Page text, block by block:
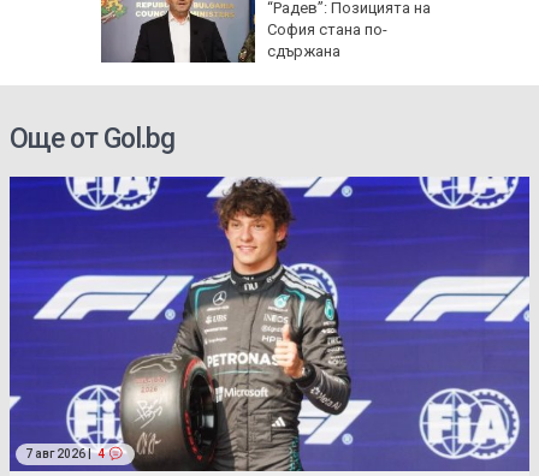
“Радев”: Позицията на
София стана по-
сдържана
Още от Gol.bg
7 авг 2026 | 4